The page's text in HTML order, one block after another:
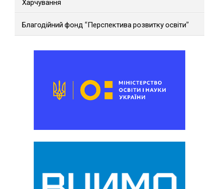
Харчування
Благодійний фонд “Перспектива розвитку освіти”